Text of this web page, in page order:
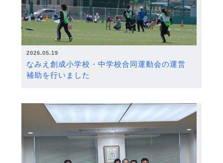
2026.05.19
なみえ創成小学校・中学校合同運動会の運営
補助を行いました